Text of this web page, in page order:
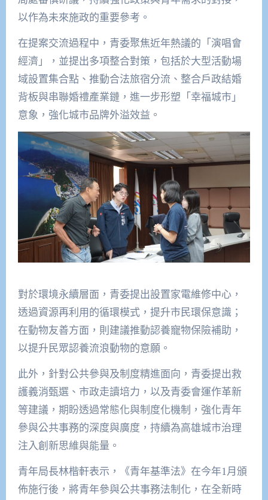
以作為未來施政的重要參考。
在提案交流過程中，青委聚焦近年熱議的「演唱會
經濟」，並提出多項整合對策，包括於大型活動場
域設置集合點、推動合法旅宿分流、整合戶政結婚
背板與串聯婚禮產業鏈，進一步形塑「幸福城市」
意象，強化城市品牌外溢效益。
對於環境永續層面，青委提出設置家電維修中心，
透過資源再利用的循環模式，提升市民環保意識；
在動物友善方面，則建議推動認養寵物保險補助，
以提升民眾認養流浪動物的意願。
此外，針對公共參與及制度精進面向，青委提出救
護義消甄選、市政走讀培力，以及青委會運作革新
等建議，期盼透過常態化與制度化機制，強化青年
參與公共事務的深度與廣度，持續為高雄城市治理
注入創新思維與能量。
青年局長林楷軒表示，《青年基準法》在今年1月頒
佈施行後，將青年參與公共事務法制化，在全新時